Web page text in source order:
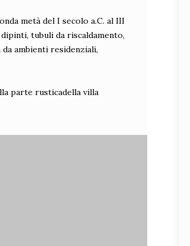
metà del I secolo a.C. al III
tubuli da riscaldamento,
ambienti residenziali,
parte rusticadella villa